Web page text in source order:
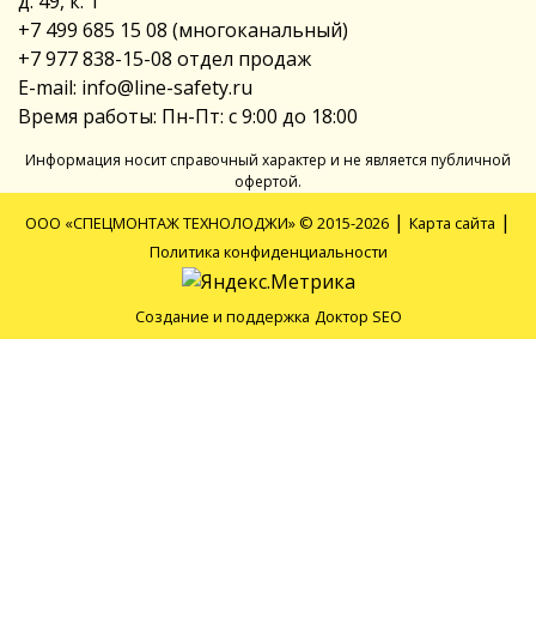
+7 499 685 15 08 (многоканальный)
+7 977 838-15-08 отдел продаж
E-mail: info@line-safety.ru
Время работы: Пн-Пт: с 9:00 до 18:00
Информация носит справочный характер и не является публичной
офертой.
ООО «СПЕЦМОНТАЖ ТЕХНОЛОДЖИ» © 2015-2026 | Карта сайта |
Политика конфиденциальности
Создание и поддержка Доктор SEO